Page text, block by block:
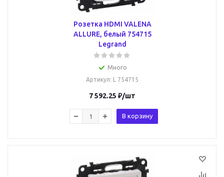
Розетка HDMI VALENA
ALLURE, белый 754715
Legrand
Много
Артикул: L 754715
7 592.25 ₽/шт
В корзину